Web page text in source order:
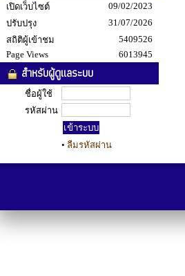
เปิดเว็บไซต์
09/02/2023
ปรับปรุง
31/07/2026
สถิติผู้เข้าชม
5409526
Page Views
6013945
สำหรับผู้ดูแลระบบ
ชื่อผู้ใช้
รหัสผ่าน
• ลืมรหัสผ่าน